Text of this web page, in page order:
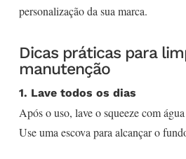
personalização da sua marca.
Dicas práticas para
manutenção
1. Lave todos os dias
Após o uso, lave o squeeze com
Use uma escova para alcançar o